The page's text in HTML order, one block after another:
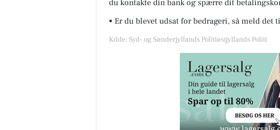
du kontakte din bank og spærre dit
• Er du blevet udsat for bedrageri, så meld det
Kilde: Syd- og Sønderjyllands Politiøstjyllands Politi